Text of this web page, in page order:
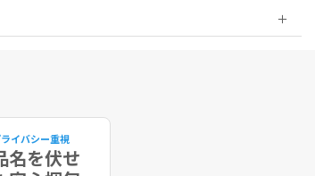
イバシー重視
名を伏せ